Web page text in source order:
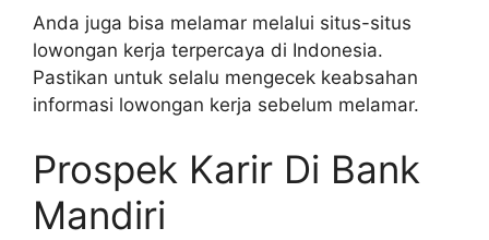
Anda juga bisa melamar melalui situs-situs
lowongan kerja terpercaya di Indonesia.
Pastikan untuk selalu mengecek keabsahan
informasi lowongan kerja sebelum melamar.
Prospek Karir Di Bank
Mandiri